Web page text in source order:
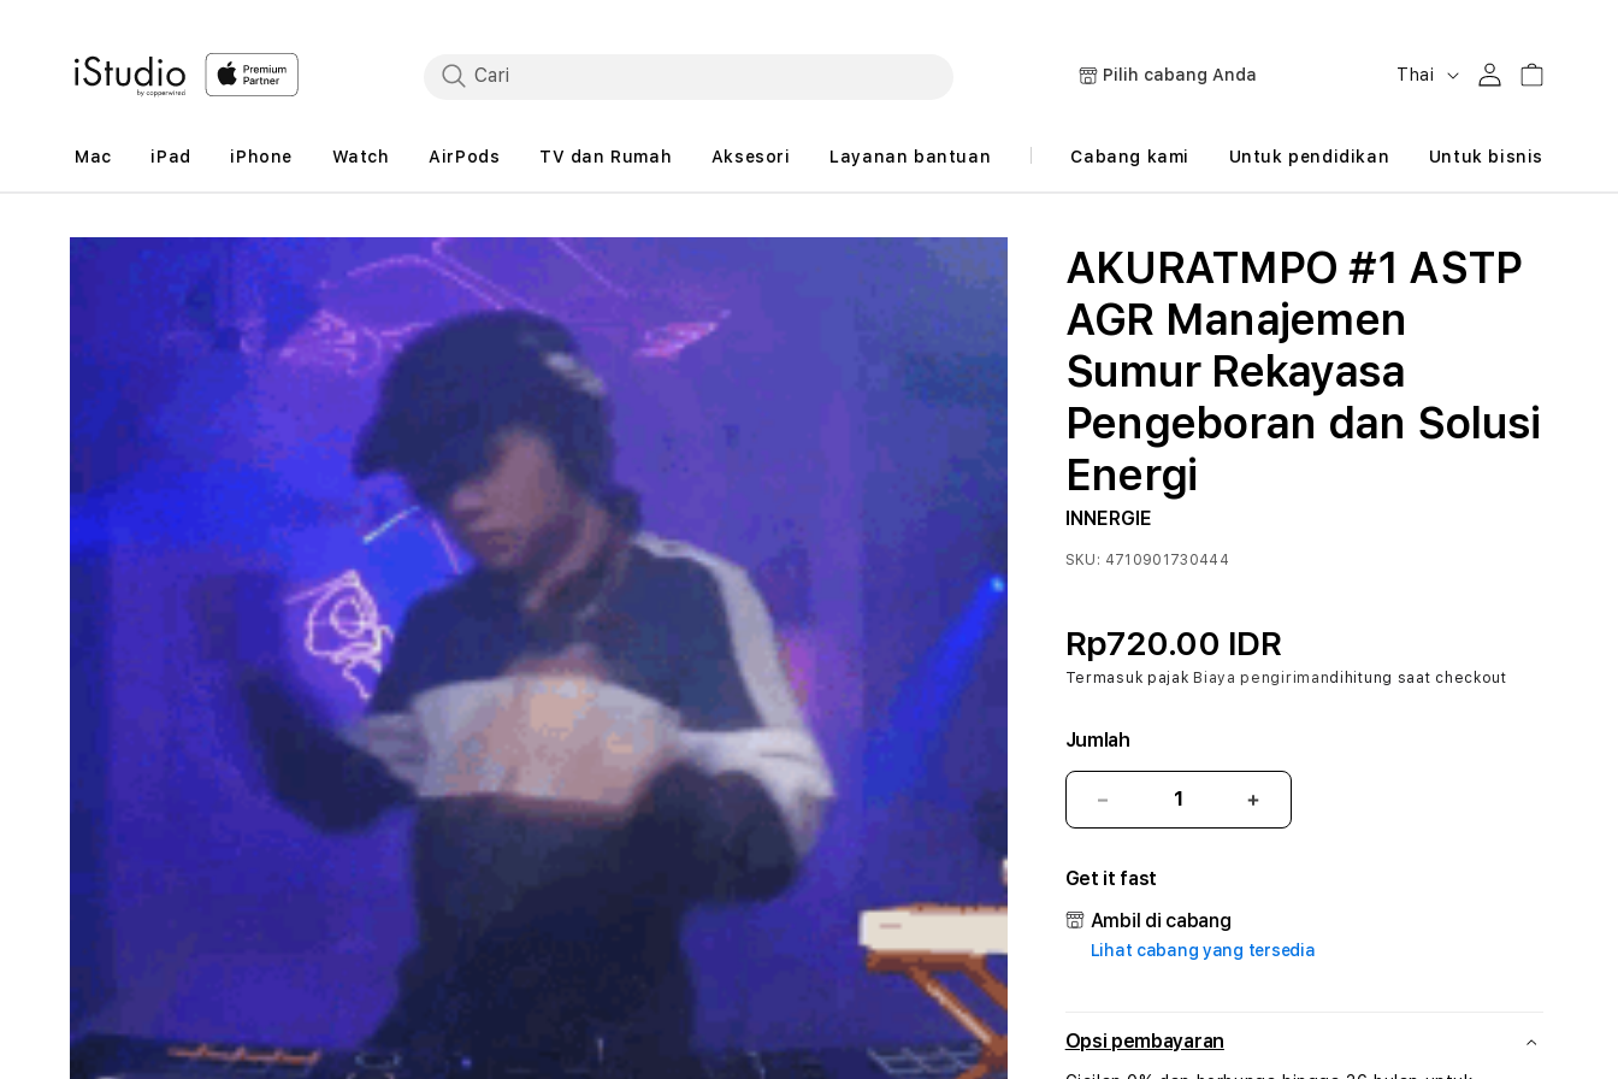
Pilih cabang Anda
B
h
a
Thai MasukKeranjang
Mac iPad iPhone Watch AirPods TV dan Rumah Aksesori Layanan bantuan Cabang kami Untuk pendidikan Untuk bisnis
Lewati
informasi
produk
AKURATMPO #1 ASTP
AGR Manajemen
Sumur Rekayasa
Pengeboran dan Solusi
Energi
INNERGIE
SKU: 4710901730444
Rp720.00 IDR
Termasuk pajak Biaya pengirimandihitung saat checkout
Jumlah
Kurangi
jumlah
AKURATMPO
#1
ASTP
AGR
Rekayasa
Tambah
jumlah
ASTP
AGR
Get it fast
Ambil di cabang
Lihat cabang yang tersedia
Opsi pembayaran